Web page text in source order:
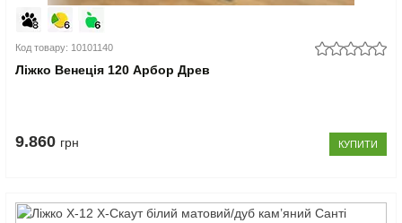
Код товару: 10101140
Ліжко Венеція 120 Арбор Древ
9.860 грн КУПИТИ